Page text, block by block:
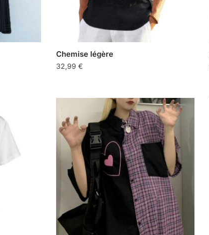
Chemise légère
32,99 €